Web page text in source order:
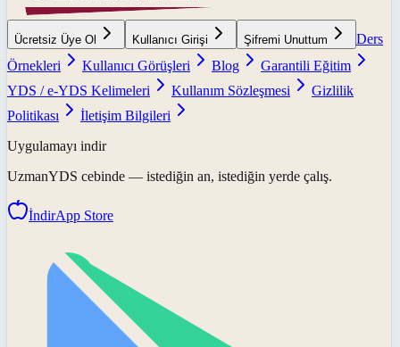
Ücretsiz Üye Ol Kullanıcı Girişi Şifremi Unuttum
Ders
Örnekleri
Kullanıcı Görüşleri Blog
Garantili Eğitim
YDS / e-YDS Kelimeleri
Kullanım Sözleşmesi
Gizlilik
Politikası
İletişim Bilgileri
Uygulamayı indir
UzmanYDS cebinde — istediğin an, istediğin yerde çalış.
İndirApp Store